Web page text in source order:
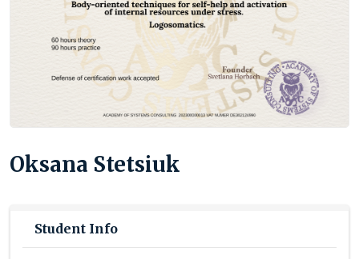
Oksana Stetsiuk
Student Info